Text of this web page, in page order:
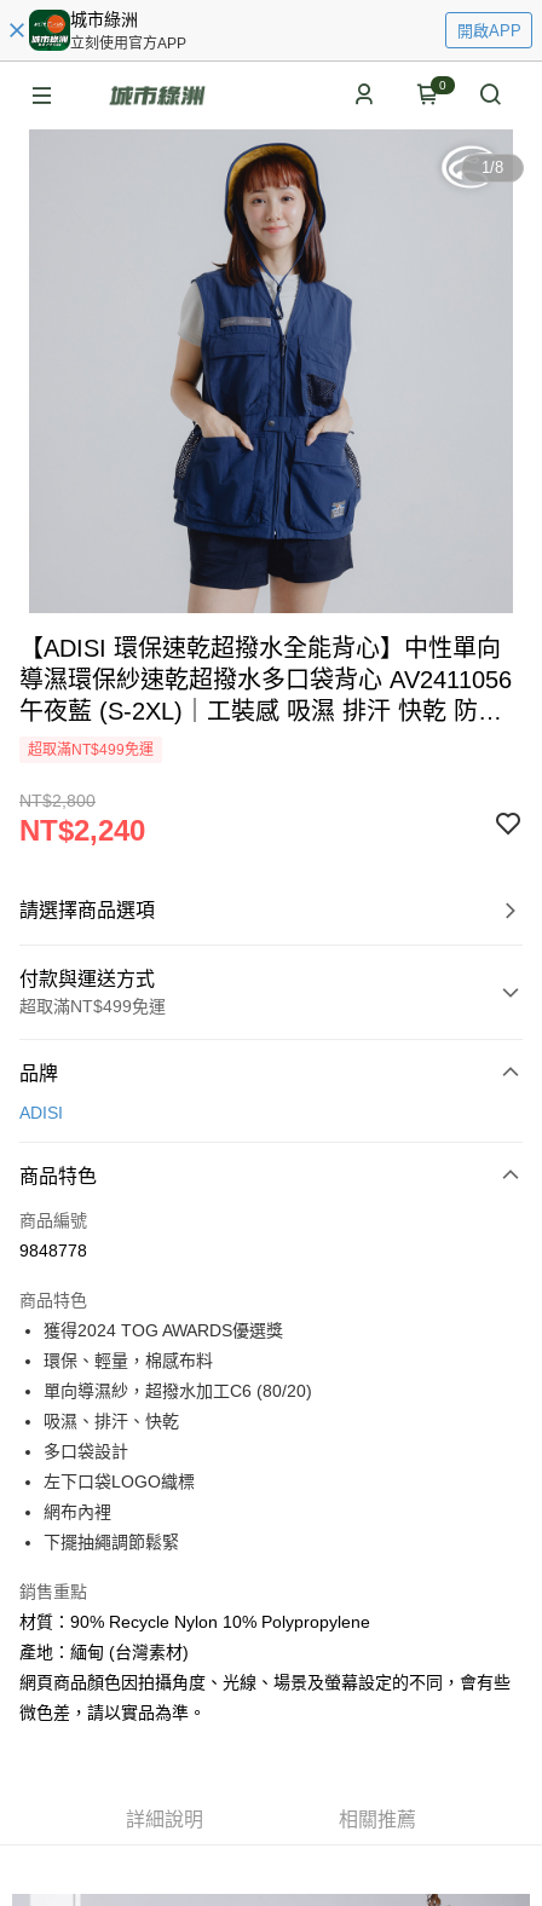
城市綠洲
立刻使用官方APP
開啟APP
0
1/8
【ADISI 環保速乾超撥水全能背心】中性單向
導濕環保紗速乾超撥水多口袋背心 AV2411056
午夜藍 (S-2XL)｜工裝感 吸濕 排汗 快乾 防潑
水 撥水
超取滿NT$499免運
NT$2,800
NT$2,240
請選擇商品選項
付款與運送方式
超取滿NT$499免運
信用卡一次付款
LINE Pay
Apple Pay
悠遊付
Google Pay
全盈+PAY
大哥付你分期
相關說明
【大哥付你分期使用說明】
1.本服務由台灣大哥大提供，台灣大哥大用戶可立即使用無須另外申請。
2.付款方式選擇「大哥付你分期」，訂單成立後會自動跳轉到大哥付的交易
成交易。
3.實際核准額度、可分期數及費用金額請依後續交易確認頁面所載為準。
4.訂單成立30分鐘內，如未前往確認交易或遇審核未通過，訂單將自動取
消。如遇「轉專審核」未通過狀況，表示未達大哥付你分期系統評分，恕無
法說明評估內容。
1.分期款項不併入電信帳單，「大哥付你分期」於每月結算日後寄送繳費提
買賣價金債權讓與本公司後，依約使用本公司帳單繳交帳款。
AFTEE先享後付
相關說明
AFTEE先享後付是「在收到商品之後才付款」的支付方式。 讓您購物簡單
便利好安心！
１．簡單：不需註冊會員、不需綁卡、不需儲值。
２．便利：只要手機號碼，簡訊認證，即可結帳。
３．安心：先確認商品／服務後，再付款。
３．收到繳費通知簡訊後14天內，點擊此簡訊中的連結，可透過四大超商／
ATM付款
貨到付款
宅配
品牌
ADISI
商品特色
商品編號
9848778
商品特色
獲得2024 TOG AWARDS優選獎
環保、輕量，棉感布料
單向導濕紗，超撥水加工C6 (80/20)
吸濕、排汗、快乾
多口袋設計
左下口袋LOGO織標
網布內裡
下擺抽繩調節鬆緊
銷售重點
材質：90% Recycle Nylon 10% Polypropylene
產地：緬甸 (台灣素材)
網頁商品顏色因拍攝角度、光線、場景及螢幕設定的不同，會有些
微色差，請以實品為準。
詳細說明 相關推薦